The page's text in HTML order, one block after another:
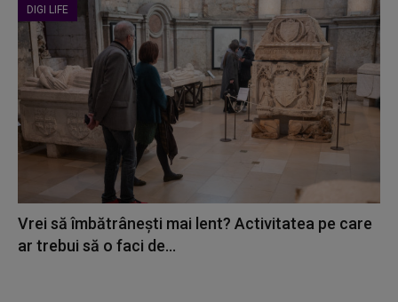
DIGI LIFE
Vrei să îmbătrânești mai lent? Activitatea pe care
ar trebui să o faci de...